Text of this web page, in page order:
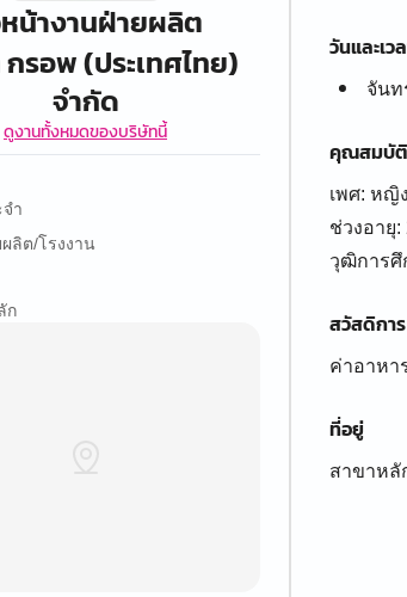
น้างานฝ่ายผลิต
รอพ (ประเทศไทย)
จำกัด
ดูงานทั้งหมดของบริษัทนี้
ำ
ลิต/โรงงาน
ก
วันและเว
จันท
คุณสมบัติ
เพศ: หญิง
ช่วงอายุ:
สวัสดิการ
ค่าอาหา
ที่อยู่
สาขาหลั